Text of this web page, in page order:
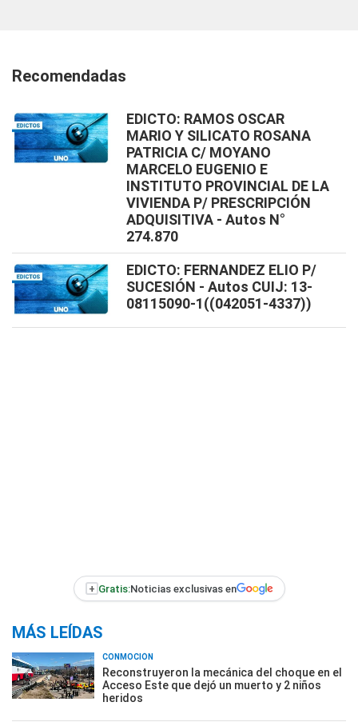
Recomendadas
EDICTO: RAMOS OSCAR
MARIO Y SILICATO ROSANA
PATRICIA C/ MOYANO
MARCELO EUGENIO E
INSTITUTO PROVINCIAL DE LA
VIVIENDA P/ PRESCRIPCIÓN
ADQUISITIVA - Autos N°
274.870
EDICTO: FERNANDEZ ELIO P/
SUCESIÓN - Autos CUIJ: 13-
08115090-1((042051-4337))
+ Gratis:Noticias exclusivas en
MÁS LEÍDAS
CONMOCIÓN
Reconstruyeron la mecánica del choque en el
Acceso Este que dejó un muerto y 2 niños
heridos